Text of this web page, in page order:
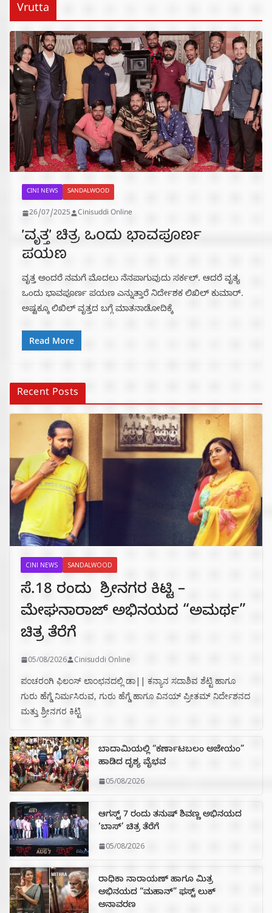
Vrutta
CINI NEWS SANDALWOOD
26/07/2025 Cinisuddi Online
ʼವೃತ್ತʼ ಚಿತ್ರ ಒಂದು ಭಾವಪೂರ್ಣ
‌ಪಯಣ
ವೃತ್ತ ಅಂದರೆ ನಮಗೆ ಮೊದಲು ನೆನಪಾಗುವುದು ಸರ್ಕಲ್.‌ ಆದರೆ ವೃತ್ಯ
ಒಂದು ಭಾವಪೂರ್ಣ ಪಯಣ ಎನ್ನುತ್ತಾರೆ ನಿರ್ದೇಶಕ ಲಿಖಿಲ್‌ ಕುಮಾರ್.‌
ಅಷ್ಟಕ್ಕೂ ಲಿಖಿಲ್‌ ವೃತ್ತದ ಬಗ್ಗೆ ಮಾತನಾಡೋದಿಕ್ಕೆ
Read More
Recent Posts
CINI NEWS SANDALWOOD
ಸೆ.18 ರಂದು ಶ್ರೀನಗರ ಕಿಟ್ಟಿ –
ಮೇಘನಾರಾಜ್ ಅಭಿನಯದ “ಅಮರ್ಥ”
ಚಿತ್ರ ತೆರೆಗೆ
05/08/2026 Cinisuddi Online
ಪಂಚರಂಗಿ ಫಿಲಂಸ್ ಲಾಂಛನದಲ್ಲಿ ಡಾ|| ಕನ್ಯಾನ ಸದಾಶಿವ ಶೆಟ್ಟಿ ಹಾಗೂ
ಗುರು ಹೆಗ್ಡೆ ನಿರ್ಮಸಿರುವ, ಗುರು ಹೆಗ್ಡೆ ಹಾಗೂ ವಿನಯ್ ಪ್ರೀತಮ್ ನಿರ್ದೇಶನದ
ಮತ್ತು ಶ್ರೀನಗರ ಕಿಟ್ಟಿ
ಬಾದಾಮಿಯಲ್ಲಿ “ಕರ್ಣಾಟಬಲಂ ಅಜೇಯಂ”
ಹಾಡಿದ ದೃಶ್ಯ ವೈಭವ
05/08/2026
ಆಗಸ್ಟ್ 7 ರಂದು ತನುಷ್ ಶಿವಣ್ಣ ಅಭಿನಯದ
‘ಬಾಸ್’ ಚಿತ್ರ ತೆರೆಗೆ
05/08/2026
ರಾಧಿಕಾ ನಾರಾಯಣ್ ಹಾಗೂ ಮಿತ್ರ
ಅಭಿನಯದ “ಮಹಾನ್” ಫಸ್ಟ್ ಲುಕ್
ಅನಾವರಣ